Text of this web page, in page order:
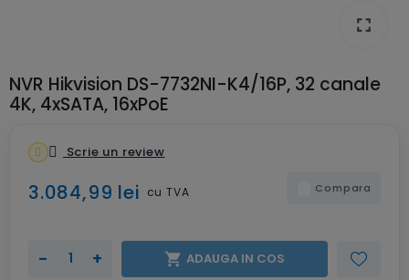
fullscreen
NVR Hikvision DS-7732NI-K4/16P, 32 canale
4K, 4xSATA, 16xPoE
Scrie un review
3.084,99 lei cu TVA Compara
- +  ADAUGA IN COS